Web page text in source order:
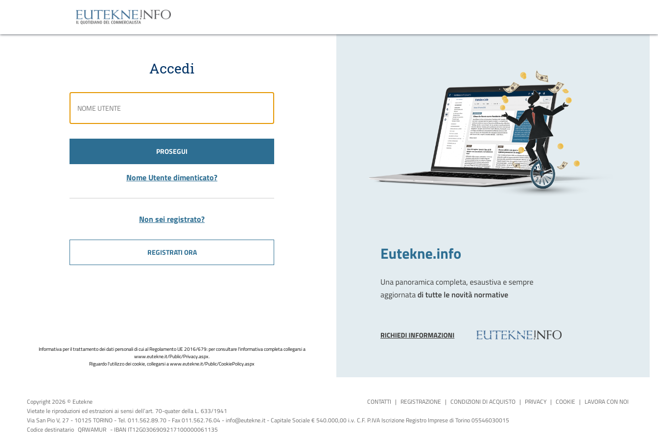
Accedi
PROSEGUI
Nome Utente dimenticato?
Non sei registrato?
REGISTRATI ORA
Informativa per il trattamento dei dati personali di cui al Regolamento UE 2016/679: per consultare l'informativa completa collegarsi a
www.eutekne.it/Public/Privacy.aspx.
Riguardo l'utilizzo dei cookie, collegarsi awww.eutekne.it/Public/CookiePolicy.aspx
Copyright 2026 © Eutekne
Vietate le riproduzioni ed estrazioni ai sensi dell’art. 70-quater della L. 633/1941
CONTATTI | REGISTRAZIONE | CONDIZIONI DI ACQUISTO | PRIVACY | COOKIE | LAVORA CON NOI
Via San Pio V, 27 - 10125 TORINO - Tel. 011.562.89.70 - Fax 011.562.76.04 - info@eutekne.it - Capitale Sociale € 540.000,00 i.v. C.F. P.IVA Iscrizione Registro Imprese di Torino 05546030015
Codice destinatario QRWAMUR - IBAN IT12G0306909217100000061135